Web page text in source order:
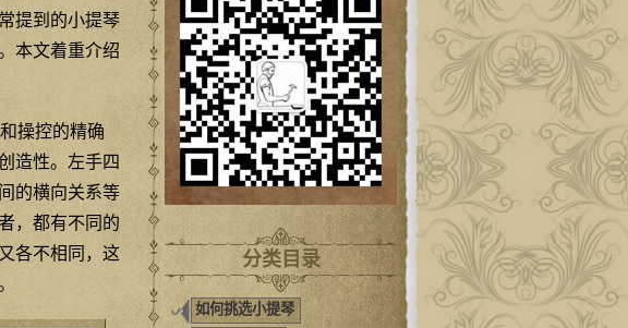
提到的小提琴
本文着重介绍
操控的精确
造性。左手四
的横向关系等
，都有不同的
各不相同，这
分类目录
如何挑选小提琴